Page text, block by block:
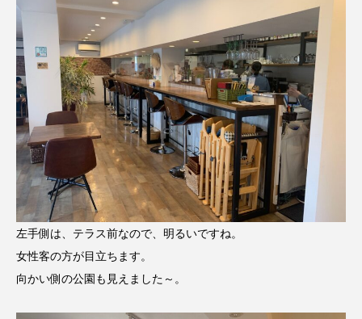
左手側は、テラス前なので、明るいですね。
女性客の方が目立ちます。
向かい側の公園も見えました～。